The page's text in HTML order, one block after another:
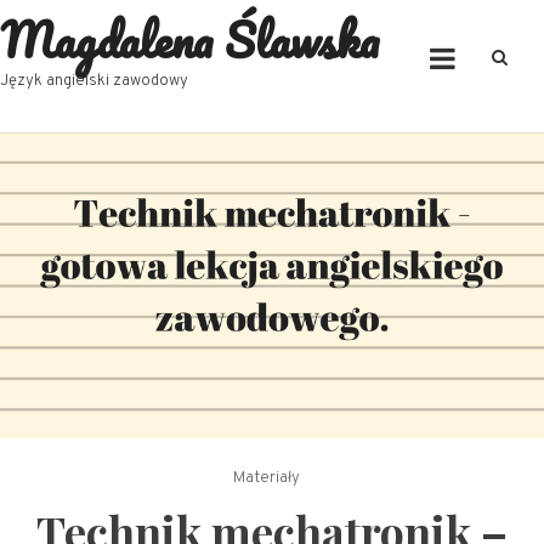
Skip
to
content
Magdalena Ślawska
Język angielski zawodowy
Materiały
Technik mechatronik –